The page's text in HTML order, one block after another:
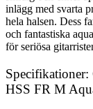
inlägg med svarta
hela halsen. Dess
och fantastiska
för seriösa
Specifikationer:
HSS FR M